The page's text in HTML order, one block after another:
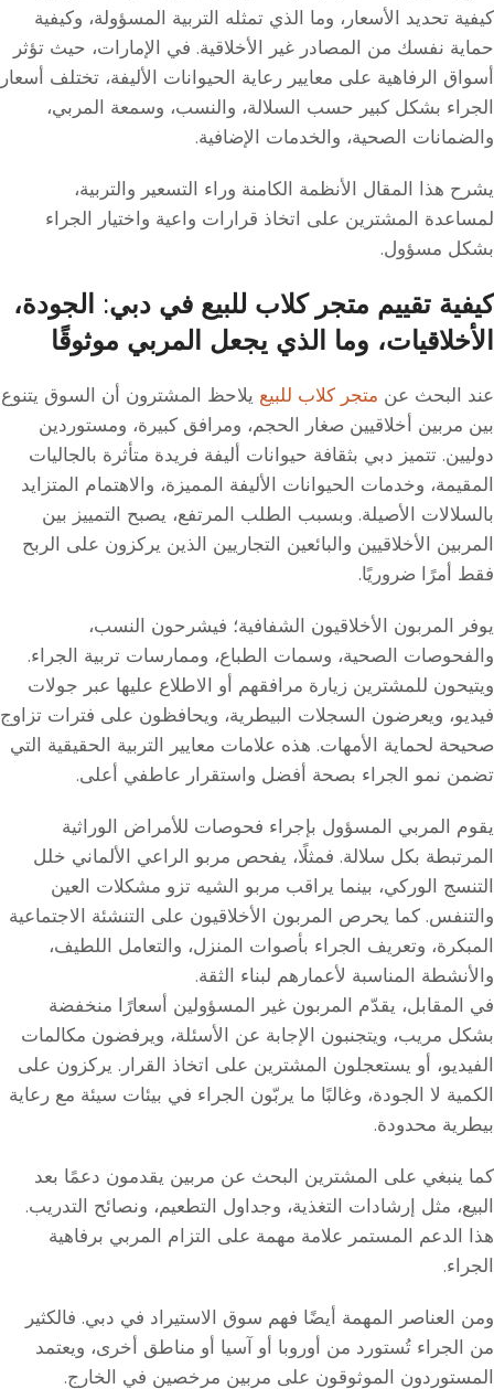
كيفية تحديد الأسعار، وما الذي تمثله التربية المسؤولة، وكيفية
حماية نفسك من المصادر غير الأخلاقية. في الإمارات، حيث تؤثر
أسواق الرفاهية على معايير رعاية الحيوانات الأليفة، تختلف أسعار
الجراء بشكل كبير حسب السلالة، والنسب، وسمعة المربي،
والضمانات الصحية، والخدمات الإضافية.
يشرح هذا المقال الأنظمة الكامنة وراء التسعير والتربية،
لمساعدة المشترين على اتخاذ قرارات واعية واختيار الجراء
بشكل مسؤول.
كيفية تقييم متجر كلاب للبيع في دبي: الجودة،
الأخلاقيات، وما الذي يجعل المربي موثوقًا
عند البحث عن متجر كلاب للبيع يلاحظ المشترون أن السوق يتنوع
بين مربين أخلاقيين صغار الحجم، ومرافق كبيرة، ومستوردين
دوليين. تتميز دبي بثقافة حيوانات أليفة فريدة متأثرة بالجاليات
المقيمة، وخدمات الحيوانات الأليفة المميزة، والاهتمام المتزايد
بالسلالات الأصيلة. وبسبب الطلب المرتفع، يصبح التمييز بين
المربين الأخلاقيين والبائعين التجاريين الذين يركزون على الربح
فقط أمرًا ضروريًا.
يوفر المربون الأخلاقيون الشفافية؛ فيشرحون النسب،
والفحوصات الصحية، وسمات الطباع، وممارسات تربية الجراء.
ويتيحون للمشترين زيارة مرافقهم أو الاطلاع عليها عبر جولات
فيديو، ويعرضون السجلات البيطرية، ويحافظون على فترات تزاوج
صحيحة لحماية الأمهات. هذه علامات معايير التربية الحقيقية التي
تضمن نمو الجراء بصحة أفضل واستقرار عاطفي أعلى.
يقوم المربي المسؤول بإجراء فحوصات للأمراض الوراثية
المرتبطة بكل سلالة. فمثلًا، يفحص مربو الراعي الألماني خلل
التنسج الوركي، بينما يراقب مربو الشيه تزو مشكلات العين
والتنفس. كما يحرص المربون الأخلاقيون على التنشئة الاجتماعية
المبكرة، وتعريف الجراء بأصوات المنزل، والتعامل اللطيف،
والأنشطة المناسبة لأعمارهم لبناء الثقة.
في المقابل، يقدّم المربون غير المسؤولين أسعارًا منخفضة
بشكل مريب، ويتجنبون الإجابة عن الأسئلة، ويرفضون مكالمات
الفيديو، أو يستعجلون المشترين على اتخاذ القرار. يركزون على
الكمية لا الجودة، وغالبًا ما يربّون الجراء في بيئات سيئة مع رعاية
بيطرية محدودة.
كما ينبغي على المشترين البحث عن مربين يقدمون دعمًا بعد
البيع، مثل إرشادات التغذية، وجداول التطعيم، ونصائح التدريب.
هذا الدعم المستمر علامة مهمة على التزام المربي برفاهية
الجراء.
ومن العناصر المهمة أيضًا فهم سوق الاستيراد في دبي. فالكثير
من الجراء تُستورد من أوروبا أو آسيا أو مناطق أخرى، ويعتمد
المستوردون الموثوقون على مربين مرخصين في الخارج.